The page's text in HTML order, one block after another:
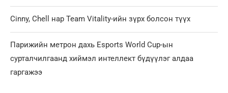
Cinny, Chell нар Team Vitality-ийн зүрх болсон түүх
Парижийн метрон дахь Esports World Cup-ын
сурталчилгаанд хиймэл интеллект бүдүүлэг алдаа
гаргажээ